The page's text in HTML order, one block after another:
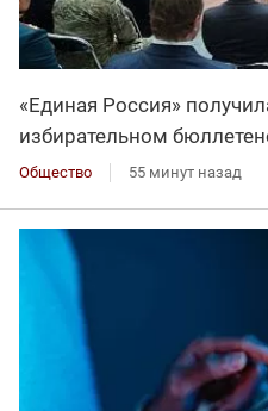
«Единая Россия»
избирательном
Общество 55 минут назад